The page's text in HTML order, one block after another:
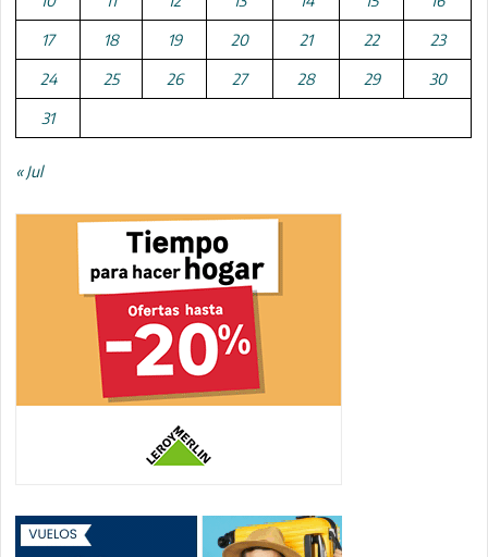
17 18 19 20 21 22 23
24 25 26 27 28 29 30
31
« Jul